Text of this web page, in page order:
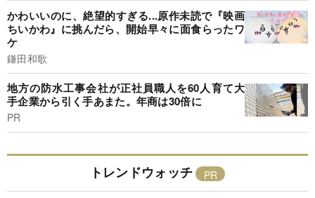
かわいいのに、絶望的すぎる...原作未読で『映画
ちいかわ』に挑んだら、開始早々に面食らったワ
ケ
鎌田和歌
地方の防水工事会社が正社員職人を60人育て大
手企業から引く手あまた。年商は30倍に
PR
トレンドウォッチ